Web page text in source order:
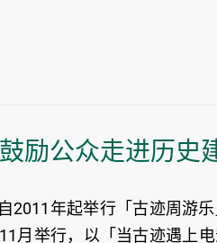
励公众走进历史
2011年起举行「古迹周游
月举行，以「当古迹遇上